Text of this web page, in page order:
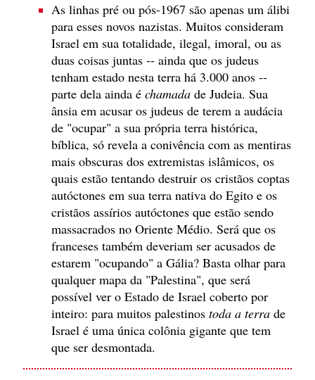
As linhas pré ou pós-1967 são apenas um álibi
para esses novos nazistas. Muitos consideram
Israel em sua totalidade, ilegal, imoral, ou as
duas coisas juntas -- ainda que os judeus
tenham estado nesta terra há 3.000 anos --
parte dela ainda é chamada de Judeia. Sua
ânsia em acusar os judeus de terem a audácia
de "ocupar" a sua própria terra histórica,
bíblica, só revela a conivência com as mentiras
mais obscuras dos extremistas islâmicos, os
quais estão tentando destruir os cristãos coptas
autóctones em sua terra nativa do Egito e os
cristãos assírios autóctones que estão sendo
massacrados no Oriente Médio. Será que os
franceses também deveriam ser acusados de
estarem "ocupando" a Gália? Basta olhar para
qualquer mapa da "Palestina", que será
possível ver o Estado de Israel coberto por
inteiro: para muitos palestinos toda a terra de
Israel é uma única colônia gigante que tem
que ser desmontada.